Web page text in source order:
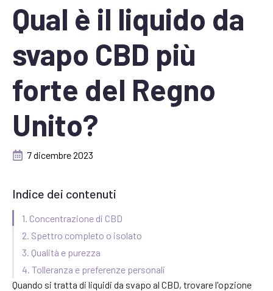
Qual è il liquido da
svapo CBD più
forte del Regno
Unito?
7 dicembre 2023
Quando si tratta di liquidi da svapo al CBD, trovare l'opzione
Indice dei contenuti
1. Concentrazione di CBD
2. Spettro completo o isolato
3. Qualità e purezza
4. Tolleranza e preferenze personali